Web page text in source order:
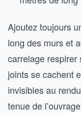
Ajoutez toujours
long des murs et
carrelage respirer
joints se cachent
invisibles au
tenue de